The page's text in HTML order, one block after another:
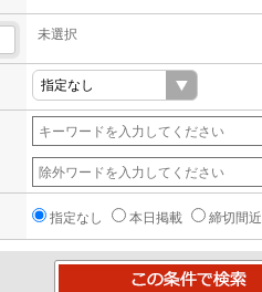
未選択
指定なし 本日掲載 締切間近